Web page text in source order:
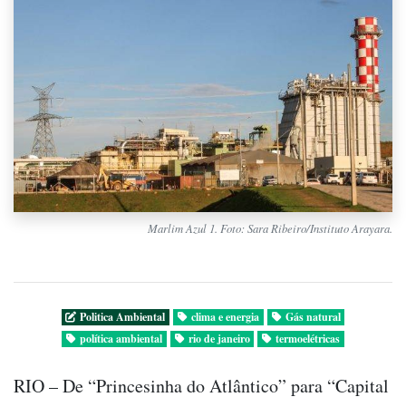
Marlim Azul 1. Foto: Sara Ribeiro/Instituto Arayara.
Politica Ambiental clima e energia
Gás natural
política ambiental
rio de janeiro termoelétricas
RIO – De “Princesinha do Atlântico” para “Capital